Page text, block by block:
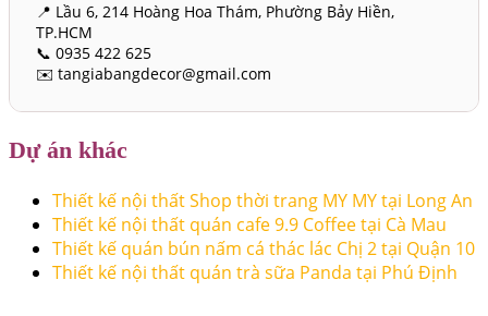
📍 Lầu 6, 214 Hoàng Hoa Thám, Phường Bảy Hiền,
TP.HCM
📞 0935 422 625
✉️ tangiabangdecor@gmail.com
Dự án khác
Thiết kế nội thất Shop thời trang MY MY tại Long An
Thiết kế nội thất quán cafe 9.9 Coffee tại Cà Mau
Thiết kế quán bún nấm cá thác lác Chị 2 tại Quận 10
Thiết kế nội thất quán trà sữa Panda tại Phú Định